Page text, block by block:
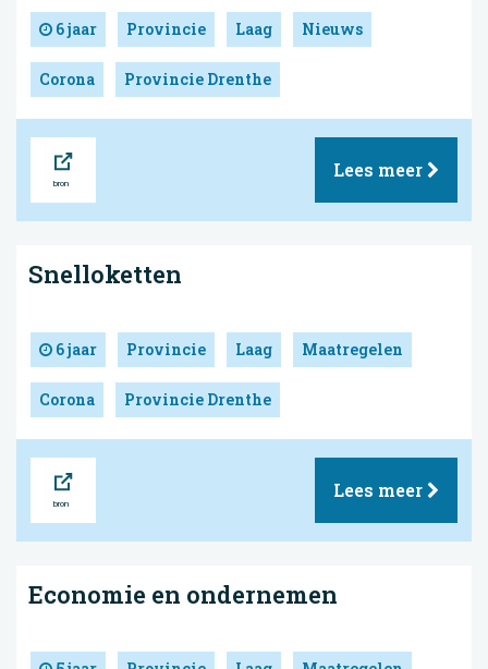
6 jaar Provincie Laag Nieuws
Corona Provincie Drenthe
Lees meer
Snelloketten
6 jaar Provincie Laag Maatregelen
Corona Provincie Drenthe
Lees meer
Economie en ondernemen